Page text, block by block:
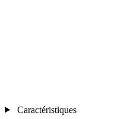
Caractéristiques